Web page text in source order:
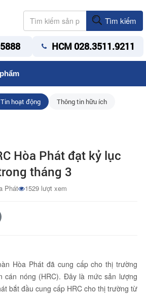
Tìm kiếm
HCM 028.3511.9211
Tin hoạt động
Thông tin hữu ích
Hòa Phát đạt kỷ lục
tháng 3
Phát 1529 lượt xem
Hòa Phát đã cung cấp cho thị trường
cán nóng (HRC). Đây là mức sản lượng
bắt đầu cung cấp HRC cho thị trường từ